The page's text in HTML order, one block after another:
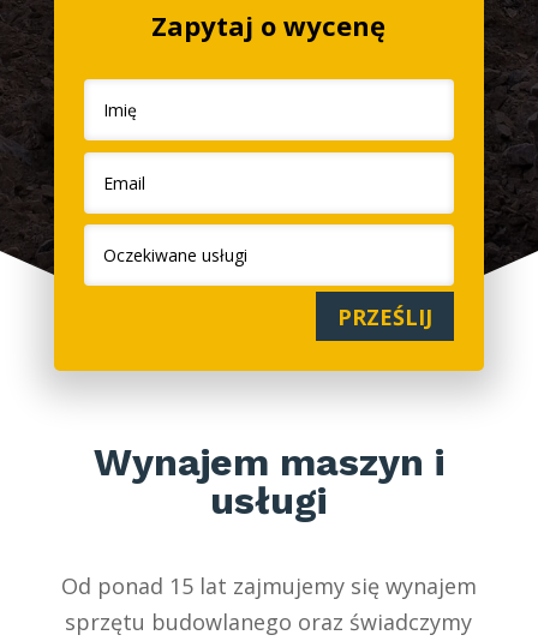
Zapytaj o wycenę
PRZEŚLIJ
Wynajem maszyn i
usługi
Od ponad 15 lat zajmujemy się wynajem
sprzętu budowlanego oraz świadczymy